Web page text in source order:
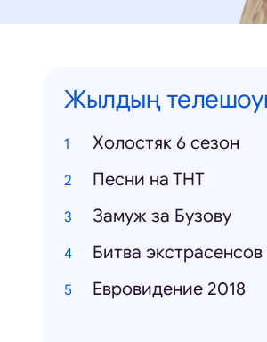
Жылдың
Холостяк 6 сезон
Песни на ТНТ
Замуж за Бузову
Битва экстрасенсов
Евровидение 2018